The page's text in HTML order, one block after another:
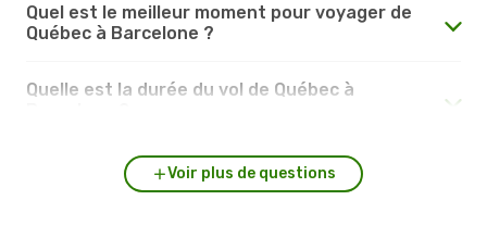
Quel est le meilleur moment pour voyager de
Québec à Barcelone ?
Quelle est la durée du vol de Québec à
Voir plus de questions